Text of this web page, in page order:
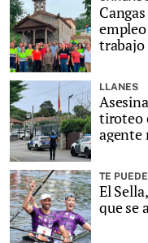
trabajo
LLANES
tiroteo
agente
TE
El
que se